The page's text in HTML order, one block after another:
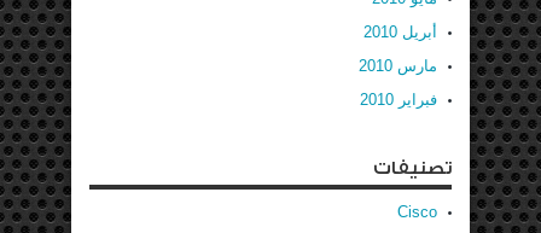
أبريل 2010
مارس 2010
فبراير 2010
تصنيفات
Cisco